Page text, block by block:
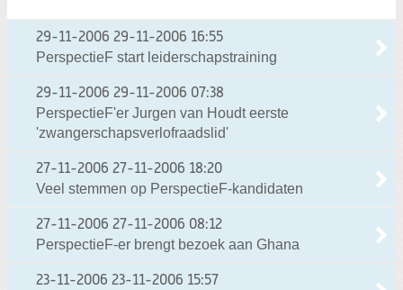
29-11-2006 29-11-2006 16:55
PerspectieF start leiderschapstraining
29-11-2006 29-11-2006 07:38
PerspectieF'er Jurgen van Houdt eerste
'zwangerschapsverlofraadslid'
27-11-2006 27-11-2006 18:20
Veel stemmen op PerspectieF-kandidaten
27-11-2006 27-11-2006 08:12
PerspectieF-er brengt bezoek aan Ghana
23-11-2006 23-11-2006 15:57